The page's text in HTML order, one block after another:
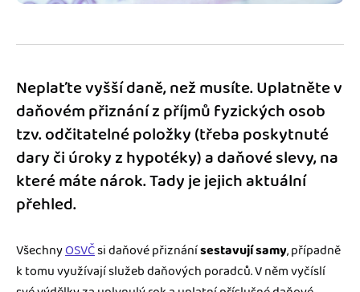
Neplaťte vyšší daně, než musíte. Uplatněte v
daňovém přiznání z příjmů fyzických osob
tzv. odčitatelné položky (třeba poskytnuté
dary či úroky z hypotéky) a daňové slevy, na
které máte nárok. Tady je jejich aktuální
přehled.
VšechnyOSVČsi daňové přiznánísestavují samy, případně
k tomu využívají služeb daňových poradců. V něm vyčíslí